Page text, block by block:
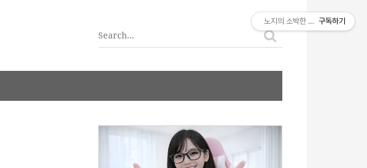
노지의 소박한 이야기구독하기